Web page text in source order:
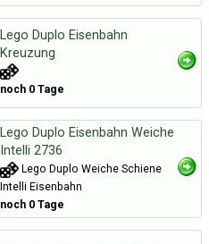
Lego Duplo Eisenbahn
Kreuzung
noch 0 Tage
Lego Duplo Eisenbahn Weiche
Intelli 2736
Lego Duplo Weiche Schiene
Intelli Eisenbahn
noch 0 Tage